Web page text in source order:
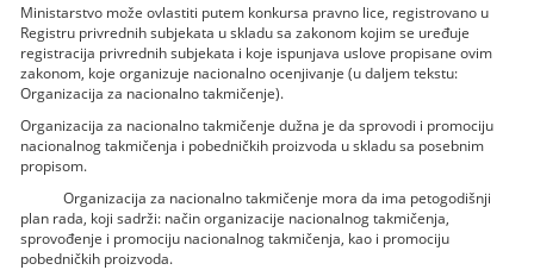
Ministarstvo može ovlastiti putem konkursa pravno lice, registrovano u
Registru privrednih subjekata u skladu sa zakonom kojim se uređuje
registracija privrednih subjekata i koje ispunjava uslove propisane ovim
zakonom, koje organizuje nacionalno ocenjivanje (u daljem tekstu:
Organizacija za nacionalno takmičenje).
Organizacija za nacionalno takmičenje dužna je da sprovodi i promociju
nacionalnog takmičenja i pobedničkih proizvoda u skladu sa posebnim
propisom.
Organizacija za nacionalno takmičenje mora da ima petogodišnji
plan rada, koji sadrži: način organizacije nacionalnog takmičenja,
sprovođenje i promociju nacionalnog takmičenja, kao i promociju
pobedničkih proizvoda.